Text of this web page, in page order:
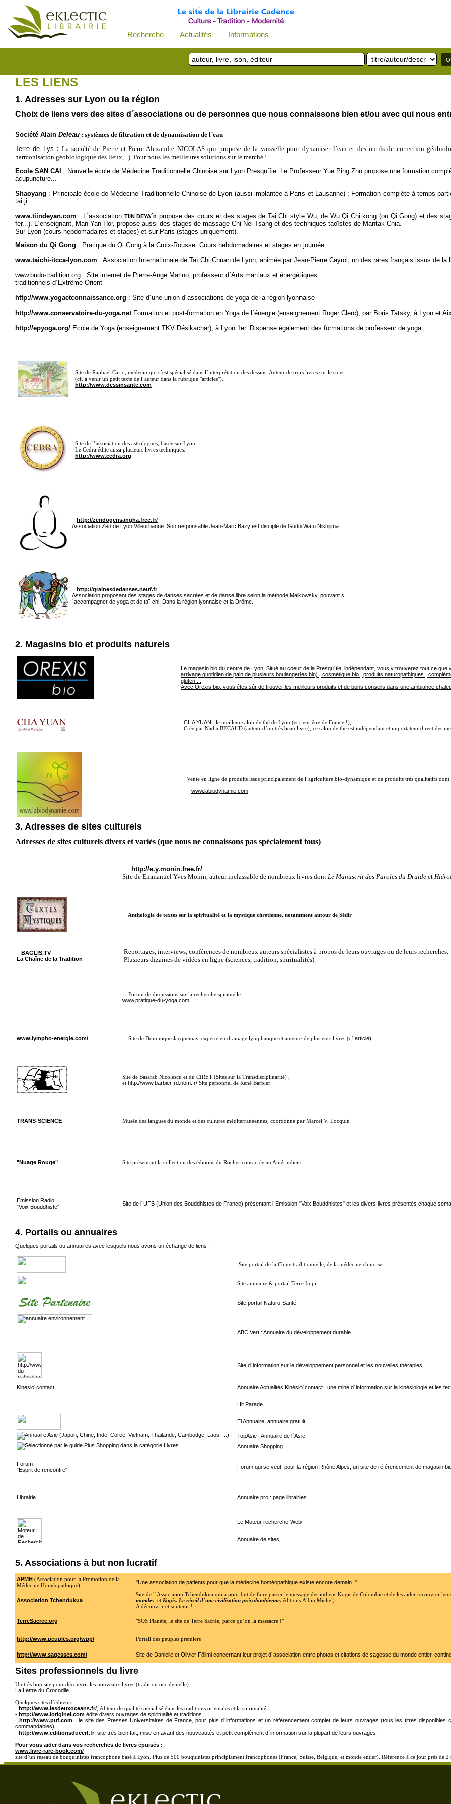
Recherche Actualités Informations
LES LIENS
1. Adresses sur Lyon ou la région
Choix de liens vers des sites d´associations ou de personnes que nous connaissons bien et/ou avec qui nous
Société Alain Deleau : systèmes de filtration et de dynamisation de l´eau
Terre de Lys : La société de Pierre et Pierre-Alexandre NICOLAS qui propose de la vaisselle pour dynamiser l´eau et des outils de correction
harmonisation géobiologique des lieux,...). Pour nous les meilleures solutions sur le marché !
Ecole SAN CAI : Nouvelle école de Médecine Traditionnelle Chinoise sur Lyon Presqu´île. Le Professeur Yue Ping Zhu propose une formation
acupuncture...
Shaoyang : Principale école de Médecine Traditionnelle Chinoise de Lyon (aussi implantée à Paris et Lausanne) ; Formation complète à temps
tai ji.
www.tiindeyan.com : L´association TiiN DEYA´n propose des cours et des stages de Tai Chi style Wu, de Wu Qi Chi kong (ou Qi Gong) et des
fer...). L´enseignant, Man Yan Hor, propose aussi des stages de massage Chi Nei Tsang et des techniques taoïstes de Mantak Chia.
Sur Lyon (cours hebdomadaires et stages) et sur Paris (stages uniquement).
Maison du Qi Gong : Pratique du Qi Gong à la Croix-Rousse. Cours hebdomadaires et stages en journée.
www.taichi-itcca-lyon.com : Association Internationale de Taï Chi Chuan de Lyon, animée par Jean-Pierre Cayrol, un des rares français issus de
www.budo-tradition.org : Site internet de Pierre-Ange Marino, professeur d´Arts martiaux et énergétiques
traditionnels d´Extrême Orient
http://www.yogaetconnaissance.org : Site d´une union d´associations de yoga de la région lyonnaise
http://www.conservatoire-du-yoga.net Formation et post-formation en Yoga de l´énergie (enseignement Roger Clerc), par Boris Tatsky, à Lyon et
http://epyoga.org/ Ecole de Yoga (enseignement TKV Désikachar), à Lyon 1er. Dispense également des formations de professeur de yoga.
Site de Raphaël Cario, médecin qui s´est spécialisé dans l´interprétation des dessins. Auteur de trois livres sur le sujet
(cf. à venir un petit texte de l´auteur dans la rubrique "articles").
http://www.dessinsante.com
Site de l’association des astrologues, basée sur Lyon.
Le Cedra édite aussi plusieurs livres techniques.
http://www.cedra.org
http://zendogensangha.free.fr/
Association Zen de Lyon Villeurbanne. Son responsable Jean-Marc Bazy est disciple de Gudo Wafu Nishijima.
http://grainesdedanses.neuf.fr
Association proposant des stages de danses sacrées et de danse libre selon la méthode Malkowsky, pouvant s
´accompagner de yoga et de taï-chi. Dans la région lyonnaise et la Drôme.
2. Magasins bio et produits naturels
Le magasin bio du centre de Lyon. Situé au coeur de la Presqu´île, indépendant, vous y trouverez tout ce
arrivage quotidien de pain de plusieurs boulangeries bio) ; cosmétique bio ; produits naturopathiques ;
gluten....
Avec Orexis bio, vous êtes sûr de trouver les meilleurs produits et de bons conseils dans une ambiance
CHA YUAN : le meilleur salon de thé de Lyon (et peut-être de France !),
Crée par Nadia BECAUD (auteur d´un très beau livre), ce salon de thé est indépendant et importateur direct des
Vente en ligne de produits issus principalement de l´agriculture bio-dynamique et de produits très qualitatifs
www.labiodynamie.com
3. Adresses de sites culturels
Adresses de sites culturels divers et variés (que nous ne connaissons pas spécialement tous)
http://e.y.monin.free.fr/
Site de Emmanuel Yves Monin, auteur inclassable de nombreux livres dont Le Manuscrit des Paroles du Druide et
Anthologie de textes sur la spiritualité et la mystique chrétienne, notamment autour de Sédir
BAGLIS.TV
La Chaîne de la Tradition
Reportages, interviews, conférences de nombreux auteurs spécialistes à propos de leurs ouvrages ou de leurs recherches.
Plusieurs dizaines de vidéos en ligne (sciences, tradition, spiritualités).
Forum de discussions sur la recherche spirituelle :
www.pratique-du-yoga.com
www.lympho-energie.com/ Site de Dominique Jacquemay, experte en drainage lymphatique et auteure de plusieurs livres (cf article)
Site de Basarab Nicolescu et du CIRET (Sites sur la Transdisciplinarité) ;
et http://www.barbier-rd.nom.fr/ Site personnel de René Barbier
TRANS-SCIENCE Musée des langues du monde et des cultures méditerranéennes, coordonné par Marcel V. Locquin
"Nuage Rouge" Site présentant la collection des éditions du Rocher consacrée au Amérindiens
Emission Radio
"Voix Bouddhiste"
Site de l´UFB (Union des Bouddhistes de France) présentant l´Emission "Voix Bouddhistes" et les divers livres présentés chaque
4. Portails ou annuaires
Quelques portails ou annuaires avec lesquels nous avons un échange de liens :
Site portail de la Chine traditionnelle, de la médecine chinoise
Site annuaire & portail Terre Inipi
Site portail Naturo-Santé
ABC Vert : Annuaire du développement durable
Site d´information sur le développement personnel et les nouvelles thérapies.
Kinesio´contact Annuaire Actualités Kinésio´contact : une mine d´information sur la kinésiologie et les
Hit Parade
El Annuaire, annuaire gratuit
TopAsie : Annuaire de l´Asie
Annuaire Shopping
Forum
"Esprit de rencontre"
Forum qui se veut, pour la région Rhône Alpes, un site de référencement de magasin
Librairie Annuaire.pro : page librairies
Le Moteur recherche-Web
Annuaire de sites
5. Associations à but non lucratif
APMH (Association pour la Promotion de la
Médecine Homéopathique)
"Une association de patients pour que la médecine homéopathique existe encore demain !"
Association Tchendukua
Site de l´Association Tchendukua qui a pour but de faire passer le message des indiens Kogis de Colombie et de les aider recouvrer
mondes , et Kogis. Le réveil d´une civilisation précolombienne, éditions Albin Michel).
A découvrir et soutenir !
TerreSacree.org "SOS Planète, le site de Terre Sacrée, parce qu´on la massacre !"
http://www.peuples.org/wpp/ Portail des peuples premiers
http://www.sagesses.com/ Site de Danielle et Olivier Föllmi concernant leur projet d´association entre photos et citations de sagesse du monde entier,
Sites professionnels du livre
Un très bon site pour découvrir les nouveaux livres (tradition occidentelle) :
La Lettre du Crocodile
Quelques sites d´éditeurs :
- http://www.lesdeuxoceans.fr/ , éditeur de qualité spécialisé dans les traditions orientales et la spiritualité
- http://www.loriginel.com édite divers ouvrages de spiritualité et traditions.
-http://www.puf.com : le site des Presses Universitaires de France, pour plus d´informations et un référencement complet de leurs ouvrages (tous les titres
commandables).
- http://www.editionsducerf.fr, site très bien fait, mise en avant des nouveautés et petit complément d´information sur la plupart de leurs ouvrages.
Pour vous aider dans vos recherches de livres épuisés :
www.livre-rare-book.com/
site d’un réseau de bouquinistes francophone basé à Lyon. Plus de 500 bouquinistes principlament francophones (France, Suisse, Belgique, et monde entier). Référence à ce jour près